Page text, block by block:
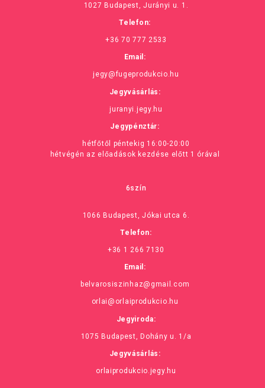
1027 Budapest, Jurányi u. 1.
Telefon:
+36 70 777 2533
Email:
jegy@fugeprodukcio.hu
Jegyvásárlás:
juranyi.jegy.hu
Jegypénztár:
hétfőtől péntekig 16:00-20:00
hétvégén az előadások kezdése előtt 1 órával
6szín
1066 Budapest, Jókai utca 6.
Telefon:
+36 1 266 7130
Email:
belvarosiszinhaz@gmail.com
orlai@orlaiprodukcio.hu
Jegyiroda:
1075 Budapest, Dohány u. 1/a
Jegyvásárlás:
orlaiprodukcio.jegy.hu